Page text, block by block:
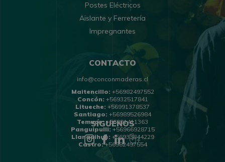
Postes Eléctricos
Aislante y Ferretería
Impregnantes
CONTACTO
info@conconmaderas.cl
Maitencillo: +56982497552
Concón: +56932517841
Litueche: +56991378537
Santiago: +56989526984
Temuco:+56991411363
Panguipulli: +56966928715
Llanquihue: +56933844229
Castro:+56982497554
SÍGUENOS